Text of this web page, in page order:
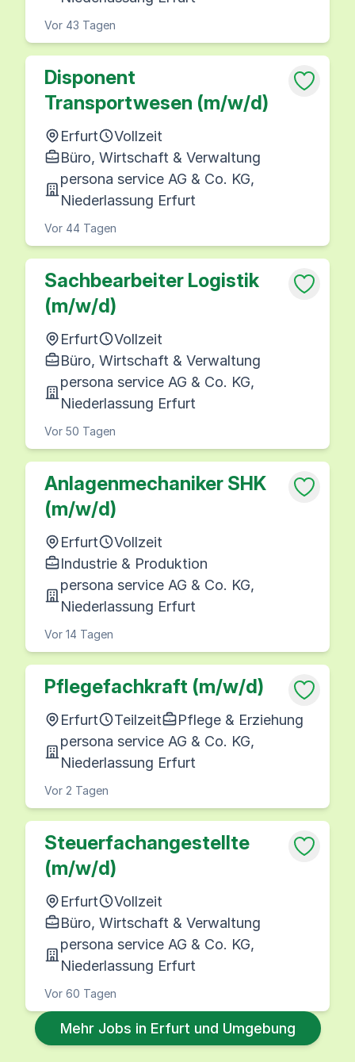
Vor 43 Tagen
Disponent
Transportwesen (m/w/d)
Erfurt
Vollzeit
Büro, Wirtschaft & Verwaltung
persona service AG & Co. KG,
Niederlassung Erfurt
Vor 44 Tagen
Sachbearbeiter Logistik
(m/w/d)
Erfurt
Vollzeit
Büro, Wirtschaft & Verwaltung
persona service AG & Co. KG,
Niederlassung Erfurt
Vor 50 Tagen
Anlagenmechaniker SHK
(m/w/d)
Erfurt
Vollzeit
Industrie & Produktion
persona service AG & Co. KG,
Niederlassung Erfurt
Vor 14 Tagen
Pflegefachkraft (m/w/d)
Erfurt Teilzeit
Pflege & Erziehung
persona service AG & Co. KG,
Niederlassung Erfurt
Vor 2 Tagen
Steuerfachangestellte
(m/w/d)
Erfurt
Vollzeit
Büro, Wirtschaft & Verwaltung
persona service AG & Co. KG,
Niederlassung Erfurt
Vor 60 Tagen
Mehr Jobs in Erfurt und Umgebung